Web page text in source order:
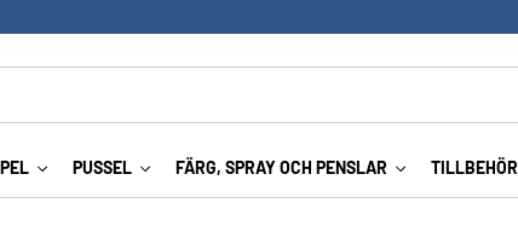
PUSSEL FÄRG, SPRAY OCH PENSLAR TILLBEHÖR